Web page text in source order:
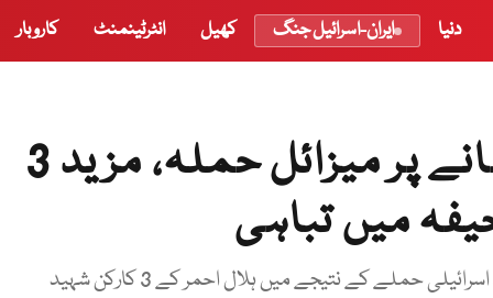
دنیا ایران-اسرائیل جنگ کھیل انٹرٹینمنٹ کاروبار
ایران کا اسرائیل پر بڑے پیمانے پر میزائل حملہ، مزید 3
میں تباہی
حملے کے نتیجے میں ہلال احمر کے 3 کارکن شہید